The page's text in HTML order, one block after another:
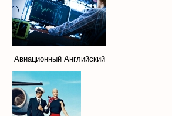
Авиационный Английский